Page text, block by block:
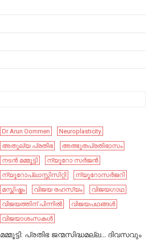
Dr Arun Oommen
Neuroplasticity
അതുല്യ പ്രതിഭ
അത്ഭുതപ്രതിഭാസം
നടൻ മമ്മൂട്ടി
ന്യൂറോ സർജൻ
ന്യൂറോപ്ലാസ്റ്റിസിറ്റി
ന്യൂറോസർജറി
മസ്തിഷ്കം
വിജയ രഹസ്യം
വിജയഗാഥ
വിജയത്തിന് പിന്നിൽ
വിജയപഥങ്ങൾ
വിജയാശംസകൾ
മമ്മൂട്ടി: പ്രതിഭ ജന്മസിദ്ധമല്ല… ദിവസവും